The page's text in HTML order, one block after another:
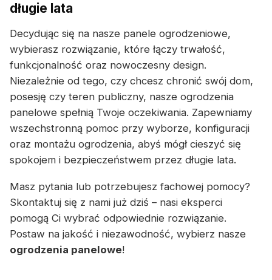
długie lata
Decydując się na nasze panele ogrodzeniowe,
wybierasz rozwiązanie, które łączy trwałość,
funkcjonalność oraz nowoczesny design.
Niezależnie od tego, czy chcesz chronić swój dom,
posesję czy teren publiczny, nasze ogrodzenia
panelowe spełnią Twoje oczekiwania. Zapewniamy
wszechstronną pomoc przy wyborze, konfiguracji
oraz montażu ogrodzenia, abyś mógł cieszyć się
spokojem i bezpieczeństwem przez długie lata.
Masz pytania lub potrzebujesz fachowej pomocy?
Skontaktuj się z nami już dziś – nasi eksperci
pomogą Ci wybrać odpowiednie rozwiązanie.
Postaw na jakość i niezawodność, wybierz nasze
ogrodzenia panelowe!